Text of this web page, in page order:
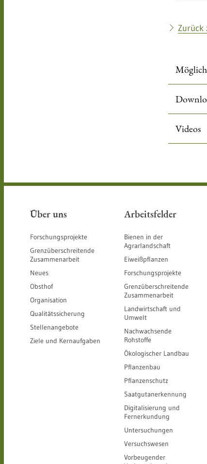
Zurück
Videos
Über uns
Forschungsprojekte
Grenzüberschreitende
Zusammenarbeit
Neues
Obsthof
Organisation
Qualitätssicherung
Stellenangebote
Ziele und Kernaufgaben
Arbeitsfelder
Bienen in der
Agrarlandschaft
Eiweißpflanzen
Forschungsprojekte
Grenzüberschreitende
Zusammenarbeit
Landwirtschaft und
Umwelt
Nachwachsende
Rohstoffe
Ökologischer Landbau
Pflanzenbau
Pflanzenschutz
Saatgutanerkennung
Digitalisierung und
Fernerkundung
Untersuchungen
Versuchswesen
Vorbeugender